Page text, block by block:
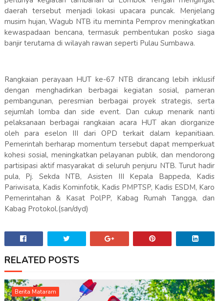
daerah tersebut menjadi lokasi upacara puncak. Menjelang
musim hujan, Wagub NTB itu meminta Pemprov meningkatkan
kewaspadaan bencana, termasuk pembentukan posko siaga
banjir terutama di wilayah rawan seperti Pulau Sumbawa.
Rangkaian perayaan HUT ke-67 NTB dirancang lebih inklusif
dengan menghadirkan berbagai kegiatan sosial, pameran
pembangunan, peresmian berbagai proyek strategis, serta
sejumlah lomba dan side event. Dan cukup menarik nanti
pelaksanaan berbagai rangkaian acara HUT akan diorganize
oleh para eselon III dari OPD terkait dalam kepanitiaan.
Pemerintah berharap momentum tersebut dapat memperkuat
kohesi sosial, meningkatkan pelayanan publik, dan mendorong
partisipasi aktif masyarakat di seluruh penjuru NTB. Turut hadir
pula, Pj. Sekda NTB, Asisten III Kepala Bappeda, Kadis
Pariwisata, Kadis Kominfotik, Kadis PMPTSP, Kadis ESDM, Karo
Pemerintahan & Kasat PolPP, Kabag Rumah Tangga, dan
Kabag Protokol.(san/dyd)
RELATED POSTS
Berita Mataram